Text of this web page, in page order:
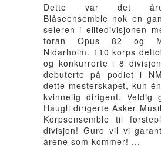
Dette var det året
Blåseensemble nok en
seieren i elitedivisjonen
foran Opus 82 og
Nidarholm. 110 korps
og konkurrerte i 8
debuterte på podiet i
dette mesterskapet, kun
kvinnelig dirigent. Veldig
Haugli dirigerte Asker
Korpsensemble til
divisjon! Guro vil vi
årene som kommer! ...